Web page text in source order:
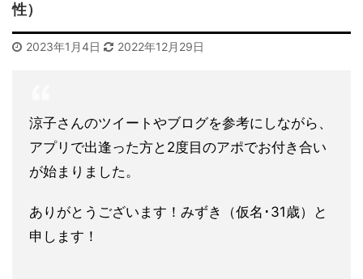
性）
2023年1月4日 2022年12月29日
涼子さんのツイートやブログを参考にしながら、
アプリで出逢った方と2度目のアポでお付き合い
が始まりました。
ありがとうございます！みずき（仮名･31歳）と
申します！